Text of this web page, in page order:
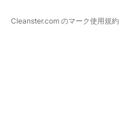
Cleanster.com のマーク使用規約